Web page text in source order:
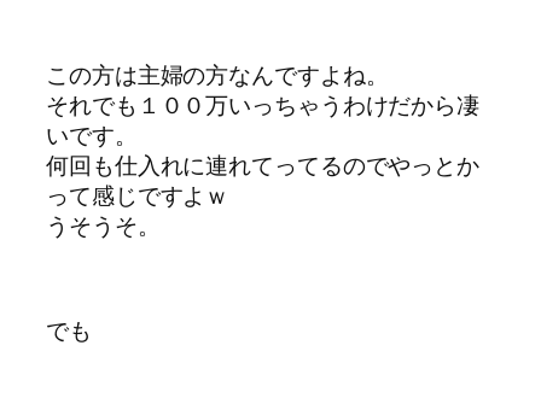
この方は主婦の方なんですよね。
それでも１００万いっちゃうわけだから凄
いです。
何回も仕入れに連れてってるのでやっとか
って感じですよｗ
うそうそ。
でも